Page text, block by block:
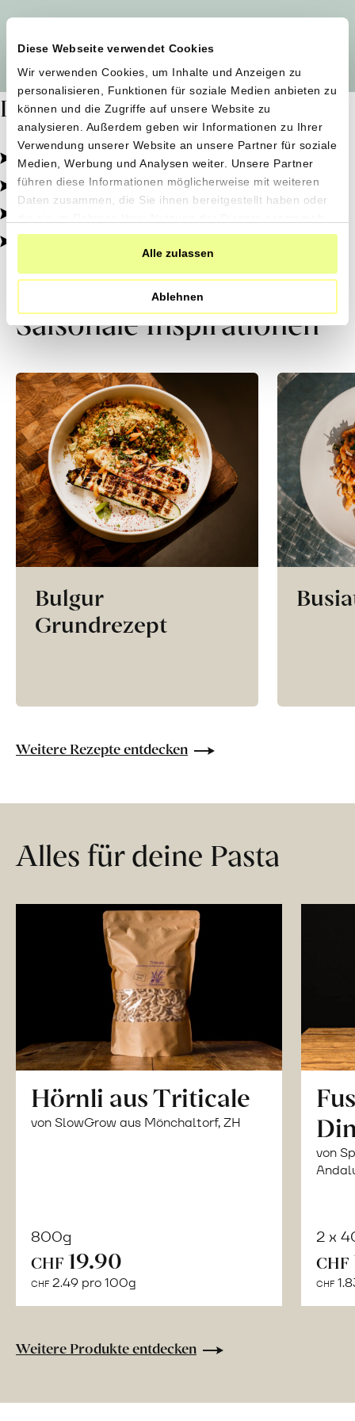
Diese Webseite verwendet Cookies
Wir verwenden Cookies, um Inhalte und Anzeigen zu
personalisieren, Funktionen für soziale Medien anbieten zu
können und die Zugriffe auf unsere Website zu
analysieren. Außerdem geben wir Informationen zu Ihrer
Verwendung unserer Website an unsere Partner für soziale
Medien, Werbung und Analysen weiter. Unsere Partner
führen diese Informationen möglicherweise mit weiteren
Daten zusammen, die Sie ihnen bereitgestellt haben oder
haben.
Alle zulassen
Ablehnen
Dafür stehen wir
Pestizidfrei angebaut, schonend verarbeitet.
Natürliche Zutaten, echter Geschmack.
Von kleinen Höfen, direkt zu dir.
100% transparent, 0% Zusatzstoffe.
Saisonale Inspirationen
Bulgur
Grundrezept
Weitere Rezepte entdecken
Alles für deine Pasta
Hörnli aus Triticale
von SlowGrow aus Mönchaltorf, ZH
800g
CHF 19.90
CHF 2.49 pro 100g
von
2 x
CHF
CHF
Weitere Produkte entdecken